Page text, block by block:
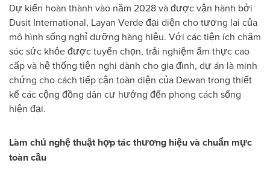
Dự kiến hoàn thành vào năm 2028 và được vận hành bởi
Dusit International, Layan Verde đại diện cho tương lai của
mô hình sống nghỉ dưỡng hàng hiệu. Với các tiện ích chăm
sóc sức khỏe được tuyển chọn, trải nghiệm ẩm thực cao
cấp và hệ thống tiện nghi dành cho gia đình, dự án là minh
chứng cho cách tiếp cận toàn diện của Dewan trong thiết
kế các cộng đồng dân cư hướng đến phong cách sống
hiện đại.
Làm chủ nghệ thuật hợp tác thương hiệu và chuẩn mực
toàn cầu